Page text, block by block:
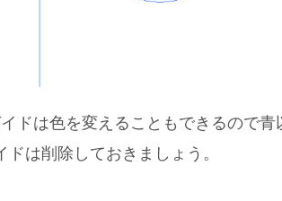
ドは色を変えることもできるので青
は削除しておきましょう。